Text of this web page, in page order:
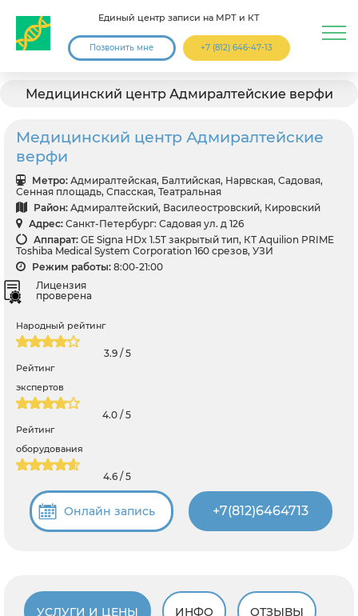
Единый центр записи на МРТ и КТ
Позвонить мне +7 (812) 646-47-13
Медицинский центр Адмиралтейские верфи
Медицинский центр Адмиралтейские
верфи
Метро: Адмиралтейская, Балтийская, Нарвская, Садовая,
Сенная площадь, Спасская, Театральная
Район: Адмиралтейский, Василеостровский, Кировский
Адрес: Санкт-Петербург: Садовая ул. д 126
Аппарат: GE Signa HDx 1.5T закрытый тип, КТ Aquilion PRIME
Toshiba Medical System Corporation 160 срезов, УЗИ
Режим работы: 8:00-21:00
Лицензия
проверена
Народный рейтинг
3.9 / 5
Рейтинг
экспертов
4.0 / 5
Рейтинг
оборудования
4.6 / 5
Онлайн запись +7(812)6464713
УСЛУГИ И ЦЕНЫ ИНФО ОТЗЫВЫ